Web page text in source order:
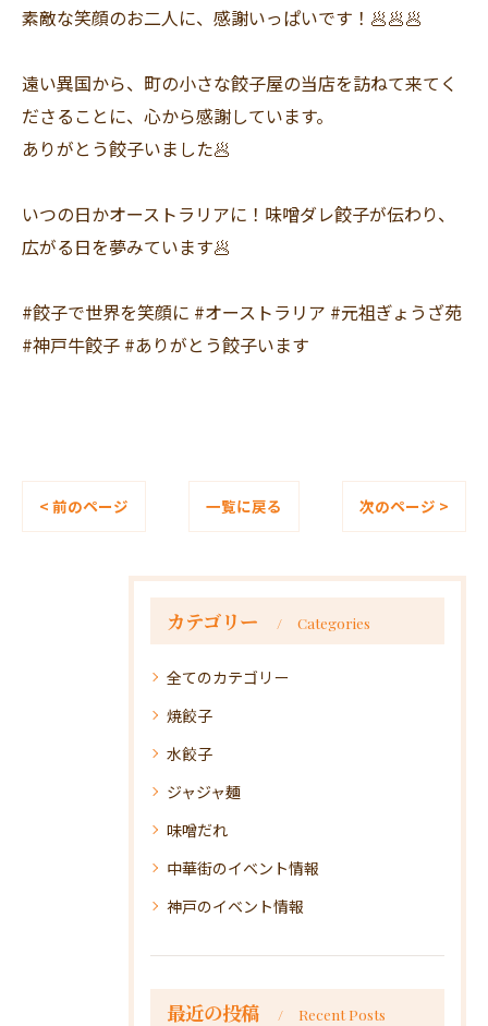
素敵な笑顔のお二人に、感謝いっぱいです！🥟🥟🥟
遠い異国から、町の小さな餃子屋の当店を訪ねて来てく
ださることに、心から感謝しています。
ありがとう餃子いました🥟
いつの日かオーストラリアに！味噌ダレ餃子が伝わり、
広がる日を夢みています🥟
#餃子で世界を笑顔に #オーストラリア #元祖ぎょうざ苑
#神戸牛餃子 #ありがとう餃子います
< 前のページ 一覧に戻る 次のページ >
カテゴリー Categories
全てのカテゴリー
焼餃子
水餃子
ジャジャ麺
味噌だれ
中華街のイベント情報
神戸のイベント情報
最近の投稿 Recent Posts